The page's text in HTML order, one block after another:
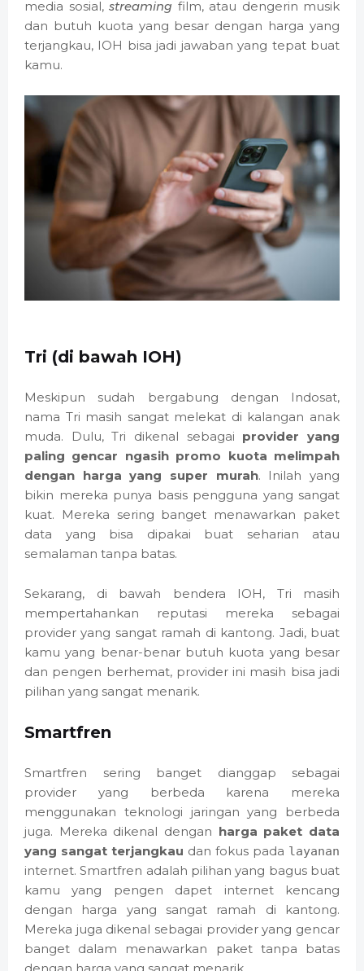
media sosial, streaming film, atau dengerin musik
dan butuh kuota yang besar dengan harga yang
terjangkau, IOH bisa jadi jawaban yang tepat buat
kamu.
Tri (di bawah IOH)
Meskipun sudah bergabung dengan Indosat,
nama Tri masih sangat melekat di kalangan anak
muda. Dulu, Tri dikenal sebagai provider yang
paling gencar ngasih promo kuota melimpah
dengan harga yang super murah. Inilah yang
bikin mereka punya basis pengguna yang sangat
kuat. Mereka sering banget menawarkan paket
data yang bisa dipakai buat seharian atau
semalaman tanpa batas.
Sekarang, di bawah bendera IOH, Tri masih
mempertahankan reputasi mereka sebagai
provider yang sangat ramah di kantong. Jadi, buat
kamu yang benar-benar butuh kuota yang besar
dan pengen berhemat, provider ini masih bisa jadi
pilihan yang sangat menarik.
Smartfren
Smartfren sering banget dianggap sebagai
provider yang berbeda karena mereka
menggunakan teknologi jaringan yang berbeda
juga. Mereka dikenal dengan harga paket data
yang sangat terjangkau dan fokus pada layanan
internet. Smartfren adalah pilihan yang bagus buat
kamu yang pengen dapet internet kencang
dengan harga yang sangat ramah di kantong.
Mereka juga dikenal sebagai provider yang gencar
banget dalam menawarkan paket tanpa batas